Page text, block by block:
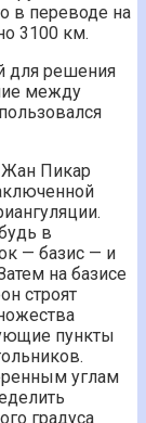
в переводе на
3100 км.
для решения
между
Жан Пикар
в
— базис — и
на базисе
строят
пункты
углам
градуса